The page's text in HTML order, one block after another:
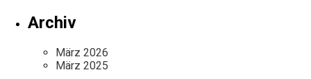
Archiv
März 2026
März 2025